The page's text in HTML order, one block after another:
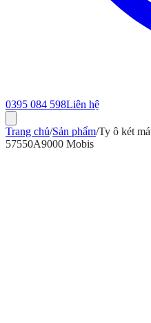
0395 084 598Liên hệ
Trang chủ/Sản phẩm/Ty ô két
57550A9000 Mobis